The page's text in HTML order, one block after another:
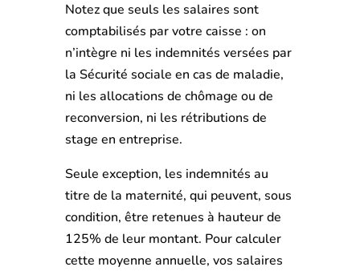
Notez que seuls les salaires sont
comptabilisés par votre caisse : on
n’intègre ni les indemnités versées par
la Sécurité sociale en cas de maladie,
ni les allocations de chômage ou de
reconversion, ni les rétributions de
stage en entreprise.
Seule exception, les indemnités au
titre de la maternité, qui peuvent, sous
condition, être retenues à hauteur de
125% de leur montant. Pour calculer
cette moyenne annuelle, vos salaires